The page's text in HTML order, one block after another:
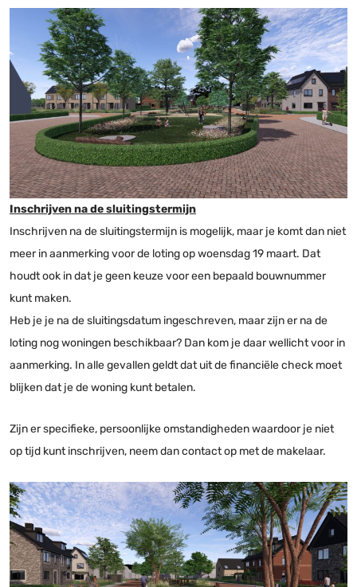
Inschrijven na de sluitingstermijn
Inschrijven na de sluitingstermijn is mogelijk, maar je komt dan niet
meer in aanmerking voor de loting op woensdag 19 maart. Dat
houdt ook in dat je geen keuze voor een bepaald bouwnummer
kunt maken.
Heb je je na de sluitingsdatum ingeschreven, maar zijn er na de
loting nog woningen beschikbaar? Dan kom je daar wellicht voor in
aanmerking. In alle gevallen geldt dat uit de financiële check moet
blijken dat je de woning kunt betalen.
Zijn er specifieke, persoonlijke omstandigheden waardoor je niet
op tijd kunt inschrijven, neem dan contact op met de makelaar.